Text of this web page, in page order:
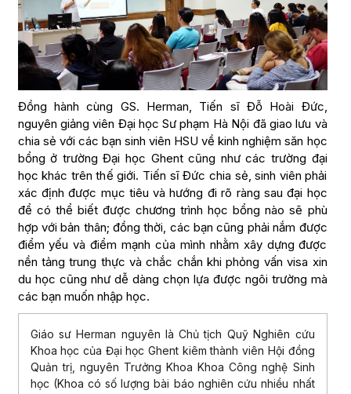
Đồng hành cùng GS. Herman, Tiến sĩ Đỗ Hoài Đức,
nguyên giảng viên Đại học Sư phạm Hà Nội đã giao lưu và
chia sẻ với các bạn sinh viên HSU về kinh nghiệm săn học
bổng ở trường Đại học Ghent cũng như các trường đại
học khác trên thế giới. Tiến sĩ Đức chia sẻ, sinh viên phải
xác định được mục tiêu và hướng đi rõ ràng sau đại học
để có thể biết được chương trình học bổng nào sẽ phù
hợp với bản thân; đồng thời, các bạn cũng phải nắm được
điểm yếu và điểm mạnh của mình nhằm xây dựng được
nền tảng trung thực và chắc chắn khi phỏng vấn visa xin
du học cũng như dễ dàng chọn lựa được ngôi trường mà
các bạn muốn nhập học.
Giáo sư Herman nguyên là Chủ tịch Quỹ Nghiên cứu
Khoa học của Đại học Ghent kiêm thành viên Hội đồng
Quản trị, nguyên Trưởng Khoa Khoa Công nghệ Sinh
học (Khoa có số lượng bài báo nghiên cứu nhiều nhất